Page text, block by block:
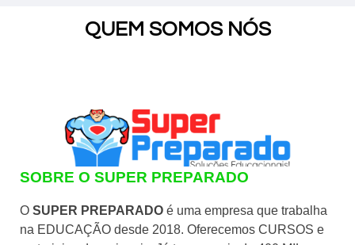
QUEM SOMOS NÓS
SOBRE O SUPER PREPARADO
O SUPER PREPARADO é uma empresa que trabalha
na EDUCAÇÃO desde 2018. Oferecemos CURSOS e